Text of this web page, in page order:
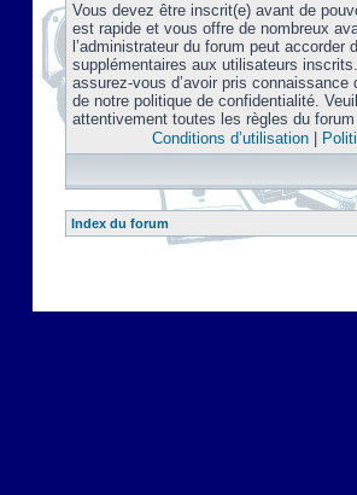
Vous devez être inscrit(e) avant de
est rapide et vous offre de nombreux
l’administrateur du forum peut accorder
supplémentaires aux utilisateurs
assurez-vous d’avoir pris connaissance
de notre politique de confidentialité.
attentivement toutes les règles du
Conditions d’utilisation|
Index du forum